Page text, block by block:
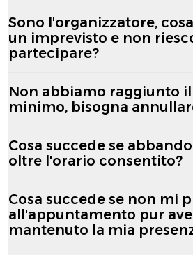
Sono l'organizzatore,
un imprevisto e non
partecipare?
Non abbiamo raggiunto
minimo, bisogna
Cosa succede se
oltre l'orario consentito?
Cosa succede se non mi
all'appuntamento pur
mantenuto la mia